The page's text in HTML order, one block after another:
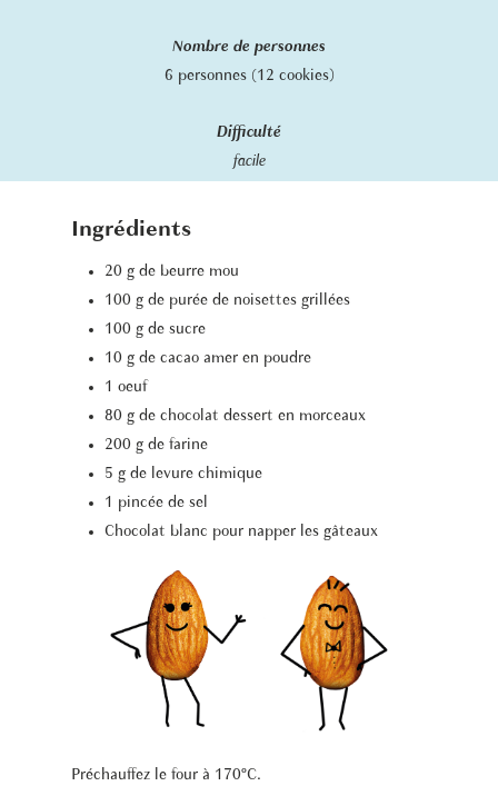
Nombre de personnes
6 personnes (12 cookies)
Difficulté
facile
Ingrédients
20 g de beurre mou
100 g de purée de noisettes grillées
100 g de sucre
10 g de cacao amer en poudre
1 oeuf
80 g de chocolat dessert en morceaux
200 g de farine
5 g de levure chimique
1 pincée de sel
Chocolat blanc pour napper les gâteaux
Préchauffez le four à 170°C.